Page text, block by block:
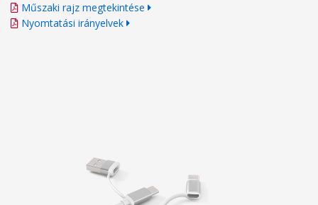
Műszaki rajz megtekintése
Nyomtatási irányelvek